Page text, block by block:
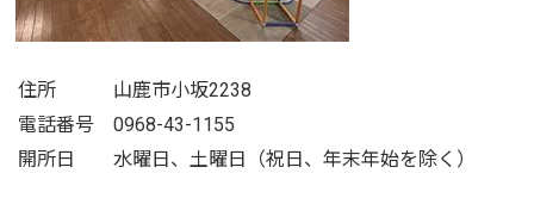
住所 山鹿市小坂2238
電話番号 0968-43-1155
開所日 水曜日、土曜日（祝日、年末年始を除く）